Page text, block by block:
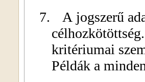
7.
A jogszerű
kritériumai
Példák a